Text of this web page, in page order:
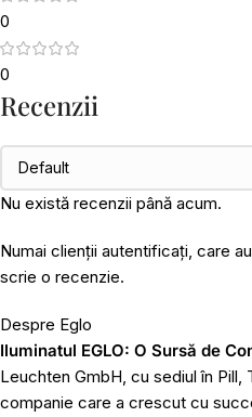
0
0
Recenzii
Nu există recenzii până acum.
Numai clienții autentificați, care
scrie o recenzie.
Despre Eglo
Iluminatul EGLO: O Sursă de
Leuchten GmbH, cu sediul în Pill,
companie care a crescut cu